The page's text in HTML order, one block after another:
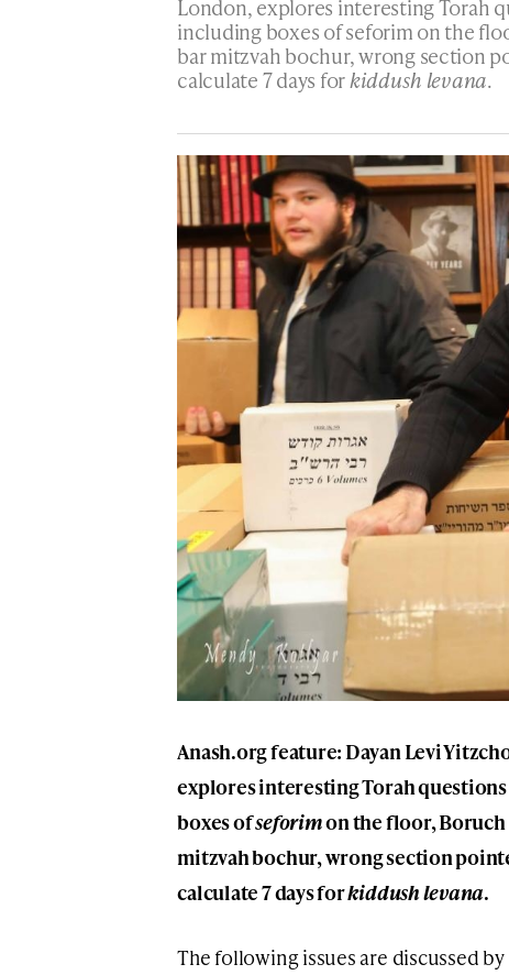
London, explores interesting Torah
including boxes of seforim on the
bar mitzvah bochur, wrong section
calculate 7 days forkiddush levana.
Anash.org feature: Dayan Levi
explores interesting Torah
boxes ofseforimon the floor,
mitzvah bochur, wrong section
calculate 7 days forkiddush levana.
The following issues are discussed by